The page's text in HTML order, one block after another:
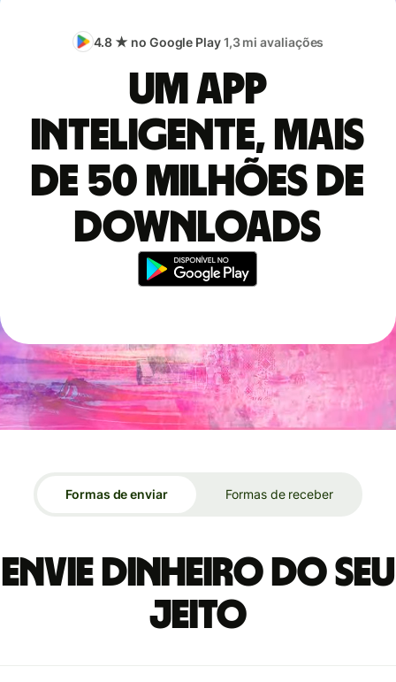
4.8 ★ no Google Play1,3 mi avaliações
Um app
inteligente, mais
de 50 milhões de
downloads
Formas de enviar Formas de receber
Envie dinheiro do seu
jeito